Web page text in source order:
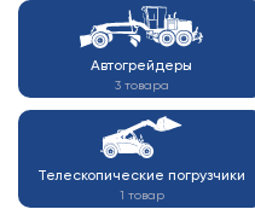
Автогрейдеры
3 товара
Телескопические погрузчики
1 товар